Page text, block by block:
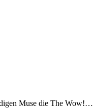
Muse die The Wow!…